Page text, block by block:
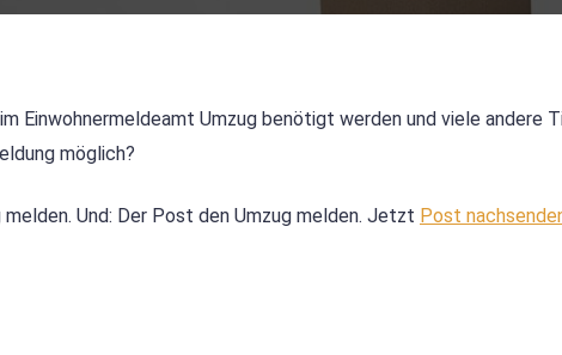
Einwohnermeldeamt Umzug benötigt werden und viele andere
möglich?
Und: Der Post den Umzug melden. Jetzt Post